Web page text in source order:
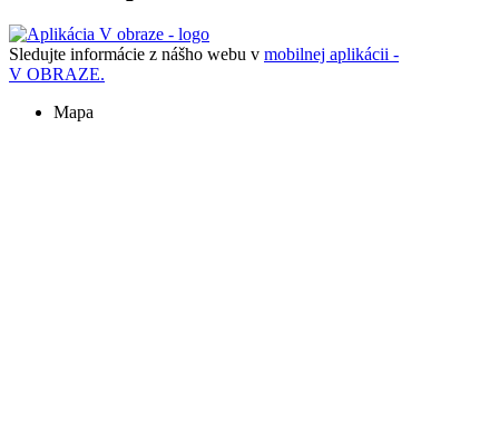
Sledujte informácie z nášho webu v mobilnej aplikácii -
V OBRAZE.
Mapa